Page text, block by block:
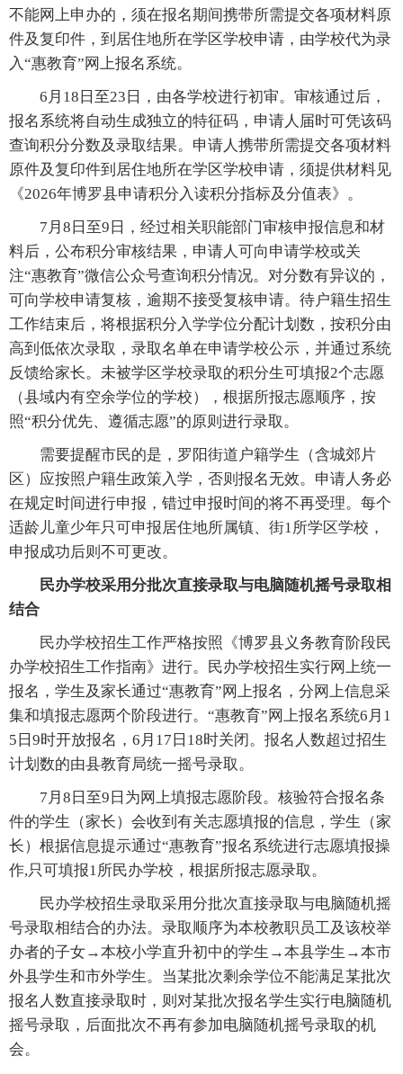
不能网上申办的，须在报名期间携带所需提交各项材料原
件及复印件，到居住地所在学区学校申请，由学校代为录
入“惠教育”网上报名系统。
6月18日至23日，由各学校进行初审。审核通过后，
报名系统将自动生成独立的特征码，申请人届时可凭该码
查询积分分数及录取结果。申请人携带所需提交各项材料
原件及复印件到居住地所在学区学校申请，须提供材料见
《2026年博罗县申请积分入读积分指标及分值表》。
7月8日至9日，经过相关职能部门审核申报信息和材
料后，公布积分审核结果，申请人可向申请学校或关
注“惠教育”微信公众号查询积分情况。对分数有异议的，
可向学校申请复核，逾期不接受复核申请。待户籍生招生
工作结束后，将根据积分入学学位分配计划数，按积分由
高到低依次录取，录取名单在申请学校公示，并通过系统
反馈给家长。未被学区学校录取的积分生可填报2个志愿
（县域内有空余学位的学校），根据所报志愿顺序，按
照“积分优先、遵循志愿”的原则进行录取。
需要提醒市民的是，罗阳街道户籍学生（含城郊片
区）应按照户籍生政策入学，否则报名无效。申请人务必
在规定时间进行申报，错过申报时间的将不再受理。每个
适龄儿童少年只可申报居住地所属镇、街1所学区学校，
申报成功后则不可更改。
民办学校采用分批次直接录取与电脑随机摇号录取相
结合
民办学校招生工作严格按照《博罗县义务教育阶段民
办学校招生工作指南》进行。民办学校招生实行网上统一
报名，学生及家长通过“惠教育”网上报名，分网上信息采
集和填报志愿两个阶段进行。“惠教育”网上报名系统6月1
5日9时开放报名，6月17日18时关闭。报名人数超过招生
计划数的由县教育局统一摇号录取。
7月8日至9日为网上填报志愿阶段。核验符合报名条
件的学生（家长）会收到有关志愿填报的信息，学生（家
长）根据信息提示通过“惠教育”报名系统进行志愿填报操
作,只可填报1所民办学校，根据所报志愿录取。
民办学校招生录取采用分批次直接录取与电脑随机摇
号录取相结合的办法。录取顺序为本校教职员工及该校举
办者的子女→本校小学直升初中的学生→本县学生→本市
外县学生和市外学生。当某批次剩余学位不能满足某批次
报名人数直接录取时，则对某批次报名学生实行电脑随机
摇号录取，后面批次不再有参加电脑随机摇号录取的机
会。